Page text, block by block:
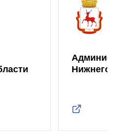
Нижнего